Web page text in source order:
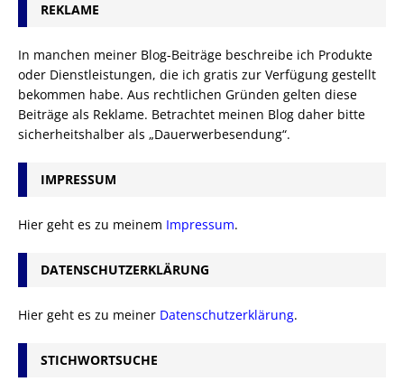
REKLAME
In manchen meiner Blog-Beiträge beschreibe ich Produkte
oder Dienstleistungen, die ich gratis zur Verfügung gestellt
bekommen habe. Aus rechtlichen Gründen gelten diese
Beiträge als Reklame. Betrachtet meinen Blog daher bitte
sicherheitshalber als „Dauerwerbesendung“.
IMPRESSUM
Hier geht es zu meinem Impressum.
DATENSCHUTZERKLÄRUNG
Hier geht es zu meiner Datenschutzerklärung.
STICHWORTSUCHE